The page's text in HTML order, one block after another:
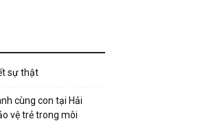
sự thật
cùng con tại Hải
vệ trẻ trong môi